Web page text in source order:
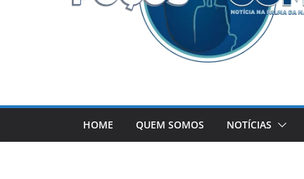
HOME QUEM SOMOS NOTÍCIAS